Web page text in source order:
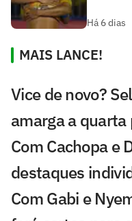
Há 6 dias
MAIS LANCE!
Vice de novo?
amarga a quarta
Com Cachopa e
destaques
Com Gabi e